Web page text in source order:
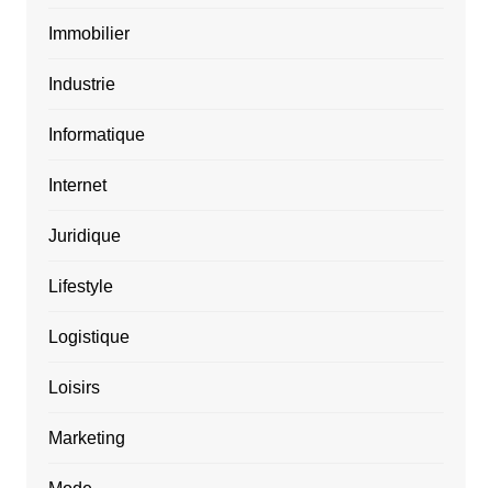
Immobilier
Industrie
Informatique
Internet
Juridique
Lifestyle
Logistique
Loisirs
Marketing